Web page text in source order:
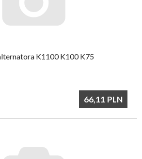
K1100 K100 K75
66,11 PLN